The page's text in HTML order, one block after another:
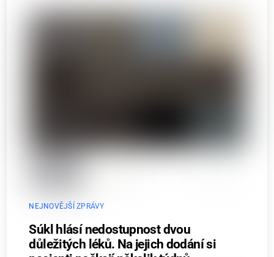
NEJNOVĚJŠÍ ZPRÁVY
Súkl hlásí nedostupnost dvou
důležitých léků. Na jejich dodání si